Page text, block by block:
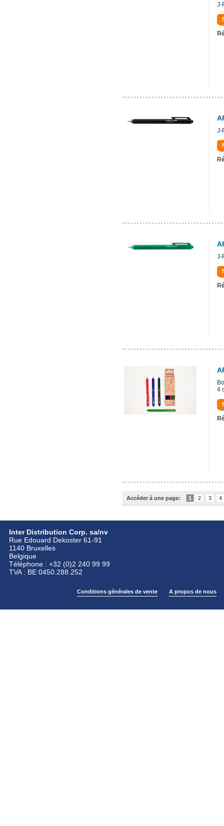
J-
J-
J-
4
Accéder à une page: 1 2 3 4
Inter Distribution Corp. sa/nv
Rue Edouard Dekoster 61-91
1140 Bruxelles
Belgique
Téléphone : +32 (0)2 240 99 99
TVA : BE 0450.288.252
Conditions générales de vente A propos de nous